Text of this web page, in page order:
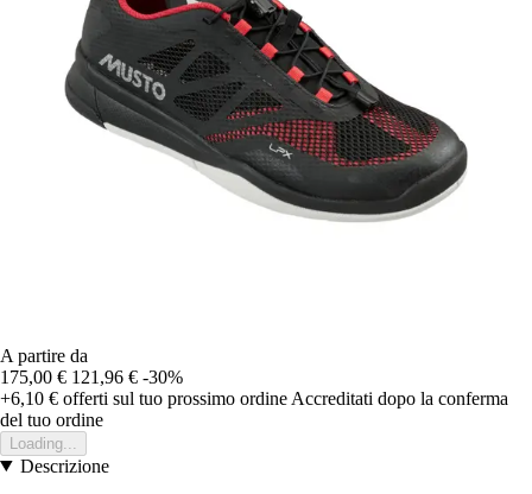
A partire da
175,00 € 121,96 € -30%
+6,10 € offerti sul tuo prossimo ordine Accreditati dopo la conferma
del tuo ordine
Loading...
Descrizione